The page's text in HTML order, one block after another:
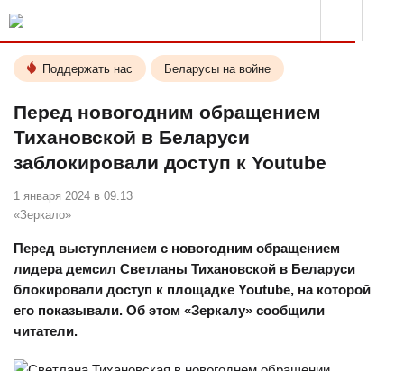
Поддержать нас Беларусы на войне
Перед новогодним обращением
Тихановской в Беларуси
заблокировали доступ к Youtube
1 января 2024 в 09.13
«Зеркало»
Перед выступлением с новогодним обращением
лидера демсил Светланы Тихановской в Беларуси
блокировали доступ к площадке Youtube, на которой
его показывали. Об этом «Зеркалу» сообщили
читатели.